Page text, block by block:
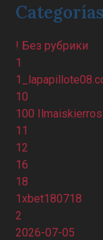
Categorías
! Без рубрики
1
10
100
11
12
16
18
1xbet180718
2
2026-07-05